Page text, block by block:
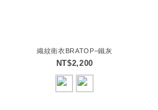
織紋衛衣BRATOP–鐵灰
NT$2,200